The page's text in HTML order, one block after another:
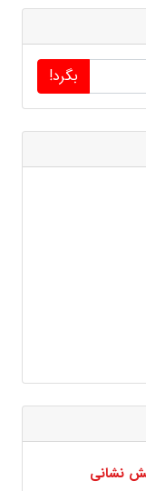
بگرد!
نشانی